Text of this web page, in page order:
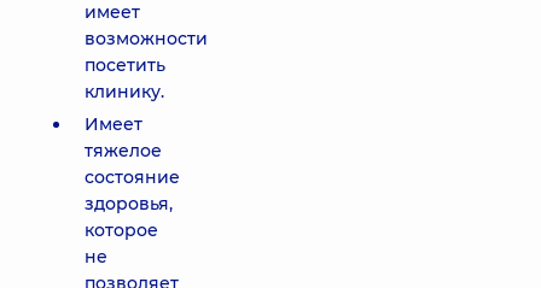
имеет
возможности
посетить
клинику.
Имеет
тяжелое
состояние
здоровья,
которое
не
позволяет